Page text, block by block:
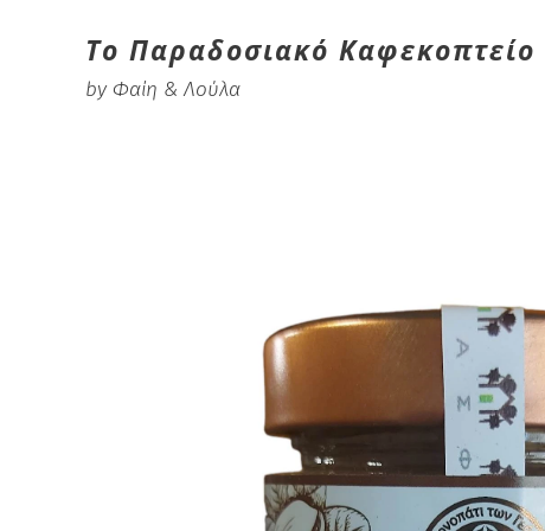
Το Παραδοσιακό Καφεκοπτείο
by Φαίη & Λούλα